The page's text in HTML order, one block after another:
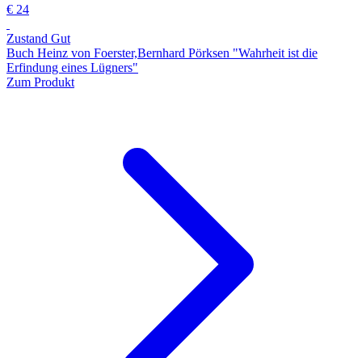
€ 24
Zustand Gut
Buch Heinz von Foerster,Bernhard Pörksen "Wahrheit ist die
Erfindung eines Lügners"
Zum Produkt